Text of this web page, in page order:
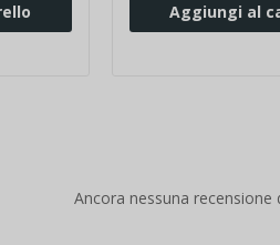
Aggiungi al
Ancora nessuna recensione